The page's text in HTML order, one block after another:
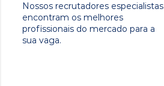
Nossos recrutadores especialistas
encontram os melhores
profissionais do mercado para a
sua vaga.